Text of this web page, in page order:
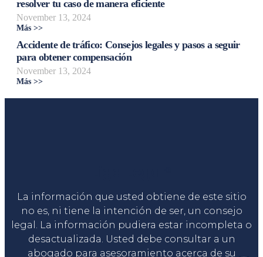
resolver tu caso de manera eficiente
November 13, 2024
Más >>
Accidente de tráfico: Consejos legales y pasos a seguir
para obtener compensación
November 13, 2024
Más >>
La información que usted obtiene de este sitio
no es, ni tiene la intención de ser, un consejo
legal. La información pudiera estar incompleta o
desactualizada. Usted debe consultar a un
abogado para asesoramiento acerca de su